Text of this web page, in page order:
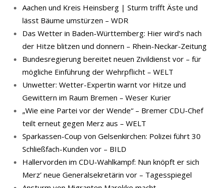
Aachen und Kreis Heinsberg | Sturm trifft Äste und
lässt Bäume umstürzen – WDR
Das Wetter in Baden-Württemberg: Hier wird’s nach
der Hitze blitzen und donnern – Rhein-Neckar-Zeitung
Bundesregierung bereitet neuen Zivildienst vor – für
mögliche Einführung der Wehrpflicht – WELT
Unwetter: Wetter-Expertin warnt vor Hitze und
Gewittern im Raum Bremen – Weser Kurier
„Wie eine Partei vor der Wende“ – Bremer CDU-Chef
teilt erneut gegen Merz aus – WELT
Sparkassen-Coup von Gelsenkirchen: Polizei führt 30
Schließfach-Kunden vor – BILD
Hallervorden im CDU-Wahlkampf: Nun knöpft er sich
Merz’ neue Generalsekretärin vor – Tagesspiegel